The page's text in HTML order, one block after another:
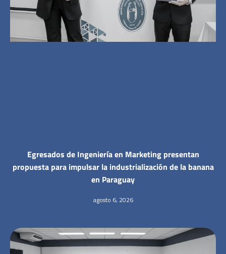
Egresados de Ingeniería en Marketing presentan
propuesta para impulsar la industrialización de la banana
en Paraguay
agosto 6, 2026